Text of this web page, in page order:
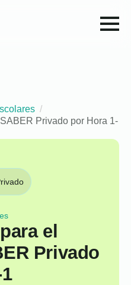
Privado por Hora 1-
el
Privado